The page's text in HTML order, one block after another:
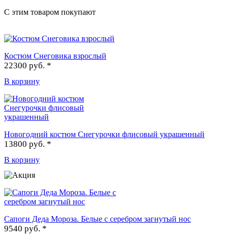
С этим товаром покупают
Костюм Снеговика взрослый
22300 руб. *
В корзину
Новогодний костюм Снегурочки флисовый украшенный
13800 руб. *
В корзину
Сапоги Деда Мороза. Белые с серебром загнутый нос
9540 руб. *